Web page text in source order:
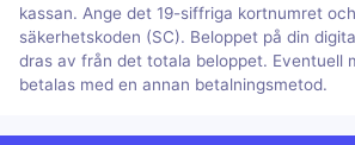
kassan. Ange det 19-siffriga kortnumret
säkerhetskoden (SC). Beloppet på din
dras av från det totala beloppet. Eventuell
betalas med en annan betalningsmetod.